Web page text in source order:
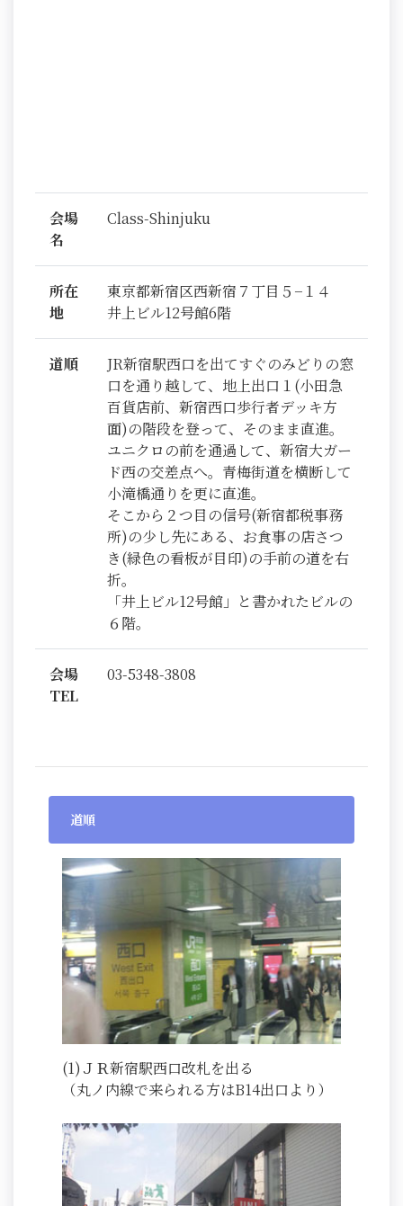
会場
名
Class-Shinjuku
所在
地
東京都新宿区西新宿７丁目５−１４
井上ビル12号館6階
道順
JR新宿駅西口を出てすぐのみどりの窓
口を通り越して、地上出口１(小田急
百貨店前、新宿西口歩行者デッキ方
面)の階段を登って、そのまま直進。
ユニクロの前を通過して、新宿大ガー
ド西の交差点へ。青梅街道を横断して
小滝橋通りを更に直進。
そこから２つ目の信号(新宿都税事務
所)の少し先にある、お食事の店さつ
き(緑色の看板が目印)の手前の道を右
折。
「井上ビル12号館」と書かれたビルの
６階。
会場
TEL
03-5348-3808
道順
(1)ＪＲ新宿駅西口改札を出る
（丸ノ内線で来られる方はB14出口より）